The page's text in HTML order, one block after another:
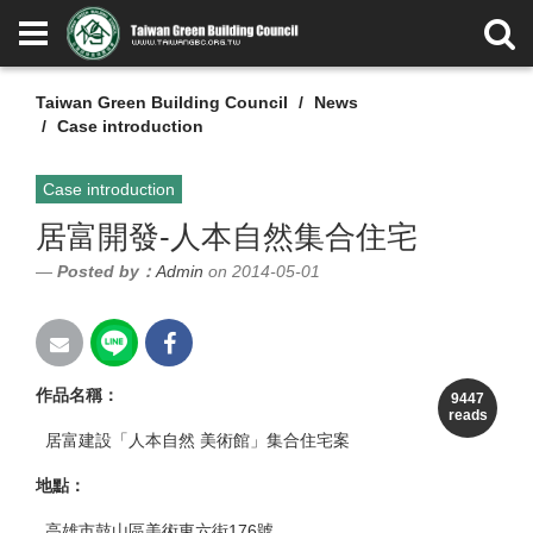
Taiwan Green Building Council
News
Case introduction
Case introduction
居富開發-人本自然集合住宅
Posted by： Admin on 2014-05-01
9447
reads
作品名稱 ：
居富建設「人本自然 美術館」集合住宅案
地點 ：